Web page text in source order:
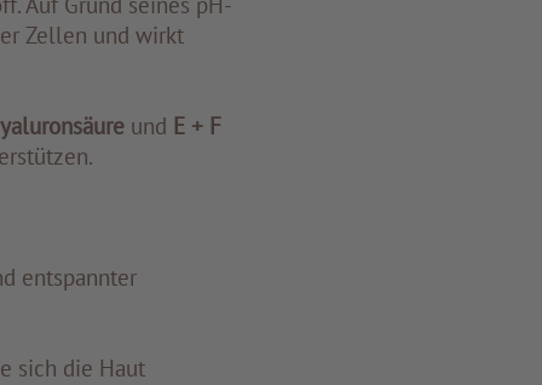
Zellen und wirkt
und E + F
entspannter
sich die Haut